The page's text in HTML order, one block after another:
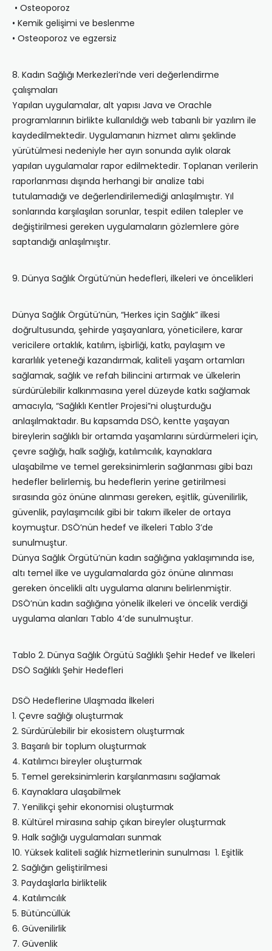
• Osteoporoz
• Kemik gelişimi ve beslenme
• Osteoporoz ve egzersiz
8. Kadın Sağlığı Merkezleri’nde veri değerlendirme
çalışmaları
Yapılan uygulamalar, alt yapısı Java ve Orachle
programlarının birlikte kullanıldığı web tabanlı bir yazılım ile
kaydedilmektedir. Uygulamanın hizmet alımı şeklinde
yürütülmesi nedeniyle her ayın sonunda aylık olarak
yapılan uygulamalar rapor edilmektedir. Toplanan verilerin
raporlanması dışında herhangi bir analize tabi
tutulamadığı ve değerlendirilemediği anlaşılmıştır. Yıl
sonlarında karşılaşılan sorunlar, tespit edilen talepler ve
değiştirilmesi gereken uygulamaların gözlemlere göre
saptandığı anlaşılmıştır.
9. Dünya Sağlık Örgütü’nün hedefleri, ilkeleri ve öncelikleri
Dünya Sağlık Örgütü’nün, “Herkes için Sağlık” ilkesi
doğrultusunda, şehirde yaşayanlara, yöneticilere, karar
vericilere ortaklık, katılım, işbirliği, katkı, paylaşım ve
kararlılık yeteneği kazandırmak, kaliteli yaşam ortamları
sağlamak, sağlık ve refah bilincini artırmak ve ülkelerin
sürdürülebilir kalkınmasına yerel düzeyde katkı sağlamak
amacıyla, “Sağlıklı Kentler Projesi”ni oluşturduğu
anlaşılmaktadır. Bu kapsamda DSÖ, kentte yaşayan
bireylerin sağlıklı bir ortamda yaşamlarını sürdürmeleri için,
çevre sağlığı, halk sağlığı, katılımcılık, kaynaklara
ulaşabilme ve temel gereksinimlerin sağlanması gibi bazı
hedefler belirlemiş, bu hedeflerin yerine getirilmesi
sırasında göz önüne alınması gereken, eşitlik, güvenilirlik,
güvenlik, paylaşımcılık gibi bir takım ilkeler de ortaya
koymuştur. DSÖ’nün hedef ve ilkeleri Tablo 3’de
sunulmuştur.
Dünya Sağlık Örgütü’nün kadın sağlığına yaklaşımında ise,
altı temel ilke ve uygulamalarda göz önüne alınması
gereken öncelikli altı uygulama alanını belirlenmiştir.
DSÖ’nün kadın sağlığına yönelik ilkeleri ve öncelik verdiği
uygulama alanları Tablo 4’de sunulmuştur.
Tablo 2. Dünya Sağlık Örgütü Sağlıklı Şehir Hedef ve İlkeleri
DSÖ Sağlıklı Şehir Hedefleri
DSÖ Hedeflerine Ulaşmada İlkeleri
1. Çevre sağlığı oluşturmak
2. Sürdürülebilir bir ekosistem oluşturmak
3. Başarılı bir toplum oluşturmak
4. Katılımcı bireyler oluşturmak
5. Temel gereksinimlerin karşılanmasını sağlamak
6. Kaynaklara ulaşabilmek
7. Yenilikçi şehir ekonomisi oluşturmak
8. Kültürel mirasına sahip çıkan bireyler oluşturmak
9. Halk sağlığı uygulamaları sunmak
10. Yüksek kaliteli sağlık hizmetlerinin sunulması 1. Eşitlik
2. Sağlığın geliştirilmesi
3. Paydaşlarla birliktelik
4. Katılımcılık
5. Bütüncüllük
6. Güvenilirlik
7. Güvenlik